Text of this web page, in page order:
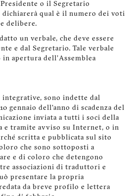
o il Segretario
dichiarerà qual è il numero dei voti
delibere.
un verbale, che deve essere
e dal Segretario. Tale verbale
apertura dell’Assemblea
sono indette dal
gennaio dell’anno di scadenza del
inviata a tutti i soci della
e tramite avviso su Internet, o in
scritta e pubblicata sul sito
che sono sottoposti a
e di coloro che detengono
associazioni di traduttori e
presentare la propria
da breve profilo e lettera